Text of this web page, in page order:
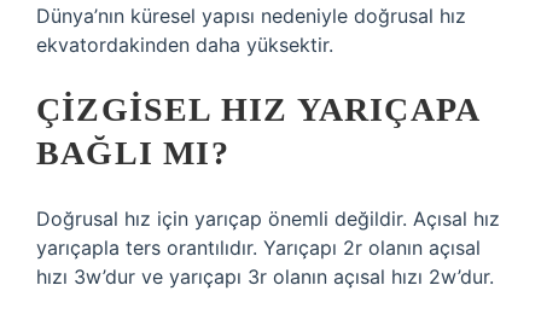
Dünya’nın küresel yapısı nedeniyle doğrusal hız
ekvatordakinden daha yüksektir.
ÇIZGISEL HIZ YARIÇAPA
BAĞLI MI?
Doğrusal hız için yarıçap önemli değildir. Açısal hız
yarıçapla ters orantılıdır. Yarıçapı 2r olanın açısal
hızı 3w’dur ve yarıçapı 3r olanın açısal hızı 2w’dur.